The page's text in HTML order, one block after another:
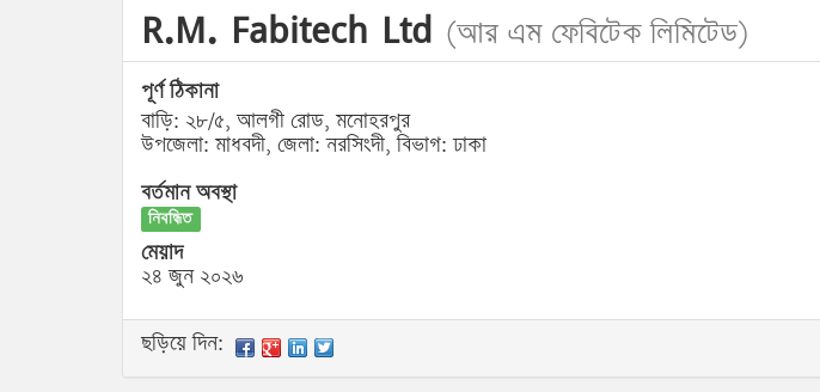
R.M. Fabitech Ltd (আর এম ফেবিটেক লিমিটেড)
পূর্ণ ঠিকানা
বাড়ি: ২৮/৫, আলগী রোড, মনোহরপুর
উপজেলা: মাধবদী, জেলা: নরসিংদী, বিভাগ: ঢাকা
বর্তমান অবস্থা
নিবন্ধিত
মেয়াদ
২৪ জুন ২০২৬
ছড়িয়ে দিন: